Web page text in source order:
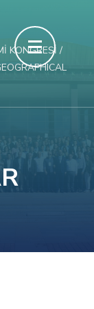
KONGRESİ /